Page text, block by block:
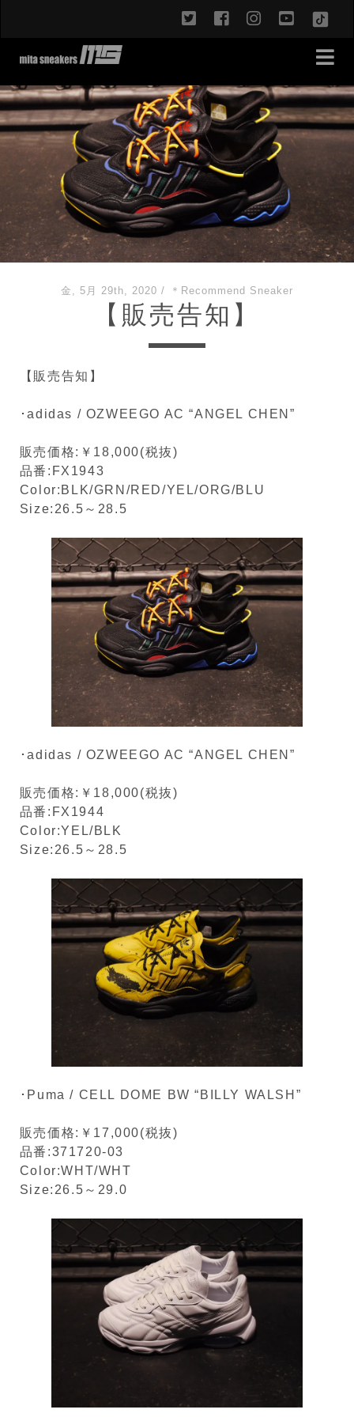
twitterfacebookinstagram
金, 5月 29th, 2020 / ＊Recommend Sneaker
【販売告知】
【販売告知】
･adidas / OZWEEGO AC “ANGEL CHEN”
販売価格:￥18,000(税抜)
品番:FX1943
Color:BLK/GRN/RED/YEL/ORG/BLU
Size:26.5～28.5
･adidas / OZWEEGO AC “ANGEL CHEN”
販売価格:￥18,000(税抜)
品番:FX1944
Color:YEL/BLK
Size:26.5～28.5
･Puma / CELL DOME BW “BILLY WALSH”
販売価格:￥17,000(税抜)
品番:371720-03
Color:WHT/WHT
Size:26.5～29.0